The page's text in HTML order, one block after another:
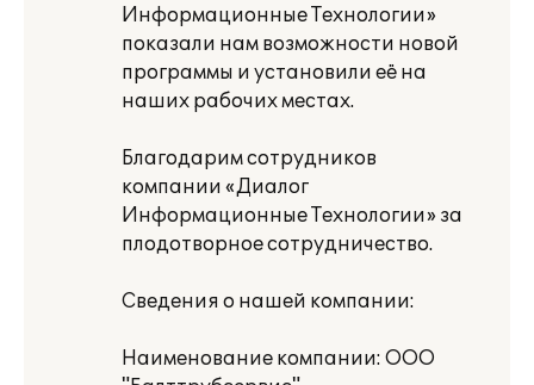
Информационные Технологии»
показали нам возможности новой
программы и установили её на
наших рабочих местах.
Благодарим сотрудников
компании «Диалог
Информационные Технологии» за
плодотворное сотрудничество.
Сведения о нашей компании:
Наименование компании: ООО